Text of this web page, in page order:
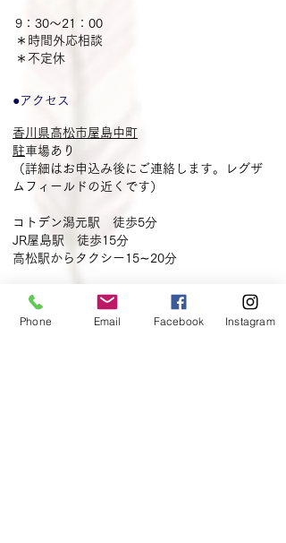
9：30～21：00
​＊時間外応相談
​＊不定休
●アクセス
香川県高松市屋島中町
​駐車場あり
​（詳細はお申込み後にご連絡します。レグザ
ムフィールドの近くです）
コトデン潟元駅 徒歩5分
JR屋島駅 徒歩15分
​高松駅からタクシー15∼20分
高松自動車道
​高松中央ICより20分​
Phone Email Facebook Instagram